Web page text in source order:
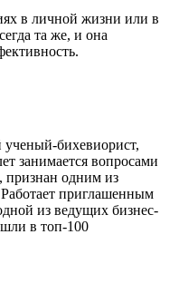
в личной жизни или в
та же, и она
бихевиорист,
занимается вопросами
признан одним из
приглашенным
из ведущих бизнес-
в топ-100